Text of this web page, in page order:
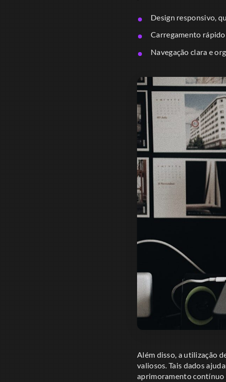
Design responsivo,
Carregamento rápido
Navegação clara e
Além disso, a utilização
valiosos. Tais dados
aprimoramento contínuo